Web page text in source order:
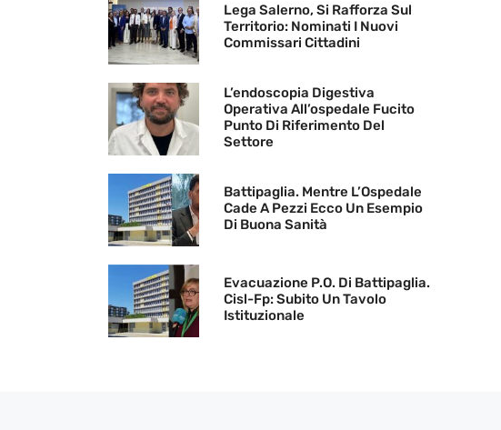
Lega Salerno, Si Rafforza Sul
Territorio: Nominati I Nuovi
Commissari Cittadini
L’endoscopia Digestiva
Operativa All’ospedale Fucito
Punto Di Riferimento Del
Settore
Battipaglia. Mentre L’Ospedale
Cade A Pezzi Ecco Un Esempio
Di Buona Sanità
Evacuazione P.O. Di Battipaglia.
Cisl-Fp: Subito Un Tavolo
Istituzionale